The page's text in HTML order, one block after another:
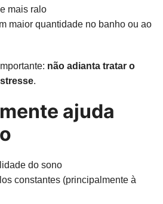
mais ralo
maior quantidade no banho ou ao
não adianta tratar o
.
ajuda
do sono
constantes (principalmente à